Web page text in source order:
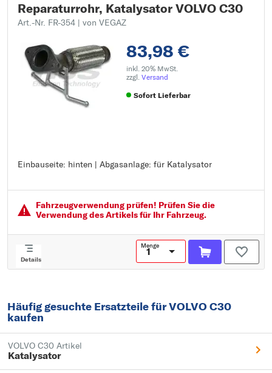
Reparaturrohr, Katalysator VOLVO C30
Art.-Nr. FR-354 | von VEGAZ
83,98 €
inkl. 20% MwSt.
zzgl. Versand
Sofort Lieferbar
Einbauseite: hinten | Abgasanlage: für Katalysator
Einbauseite: hinten
Fahrzeugver­wendung prüfen! Prüfen Sie die
Verwendung des Artikels für Ihr Fahrzeug.
Details
Menge
Häufig gesuchte Ersatzteile für VOLVO C30
kaufen
VOLVO C30 Artikel
Katalysator